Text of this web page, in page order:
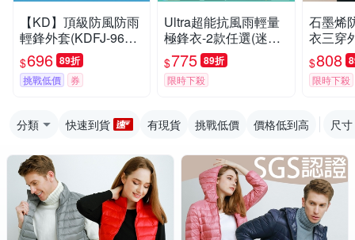
【KD】頂級防風防雨
輕鋒外套(KDFJ-960/
防潑水/防風/耐磨/透
氣)
$696 89折
挑戰低價 券
Ultra超能抗風雨輕量
極鋒衣-2款任選(迷彩/
防潑水/防曬/防風/抗U
V)【KD】
$775 89折
限時下殺
石墨烯
衣三穿
FJ-
潑水/多
$808
限時下殺
分類 快速到貨 有現貨 挑戰低價 價格低到高 尺寸